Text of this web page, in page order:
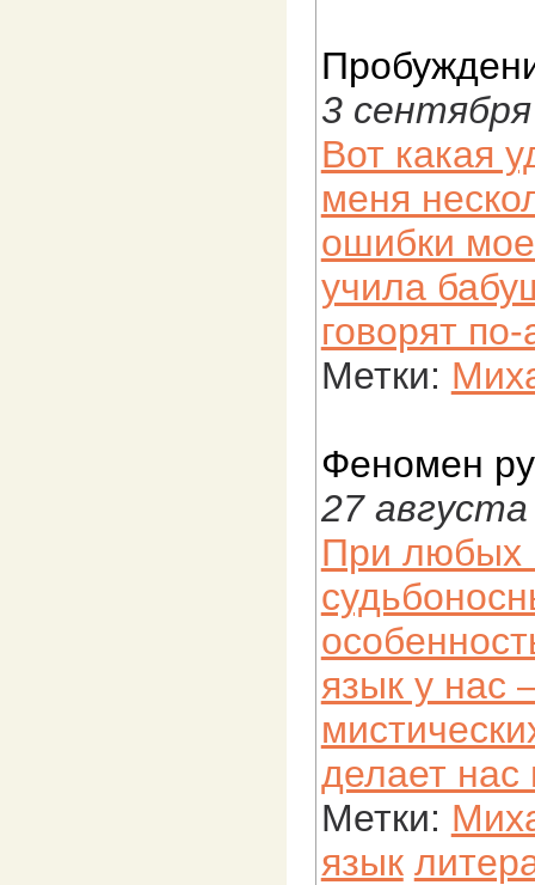
3
Вот какая
меня
ошибки
учила
говорят
Метки:
Феномен
27
При любых
язык у нас
делает
Метки:
язык